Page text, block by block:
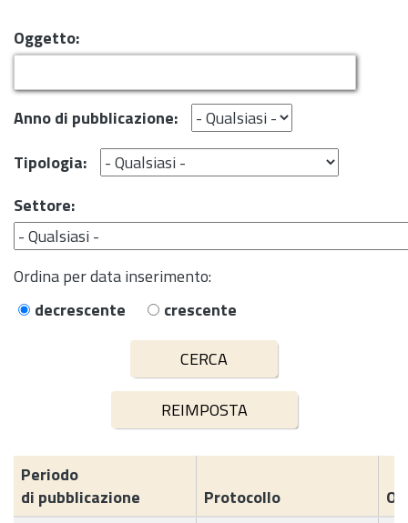
Oggetto:
Anno di pubblicazione:
Tipologia:
Settore:
Ordina per data inserimento:
decrescente
crescente
Periodo
di pubblicazione
Protocollo